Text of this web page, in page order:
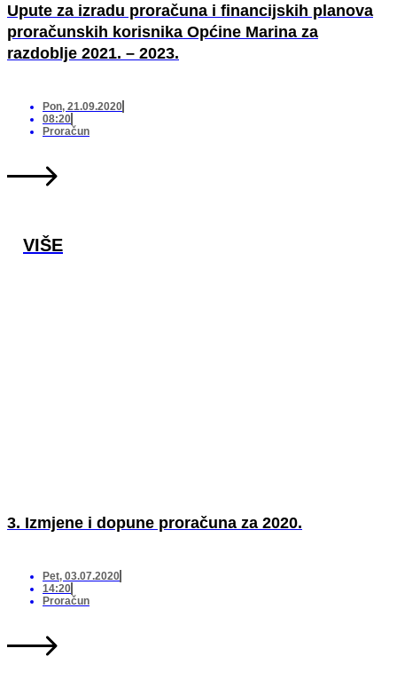
Upute za izradu proračuna i financijskih planova
proračunskih korisnika Općine Marina za
razdoblje 2021. – 2023.
Pon, 21.09.2020
08:20
Proračun
VIŠE
3. Izmjene i dopune proračuna za 2020.
Pet, 03.07.2020
14:20
Proračun